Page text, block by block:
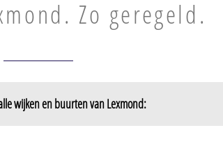
Zo geregeld.
wijken en buurten van Lexmond: